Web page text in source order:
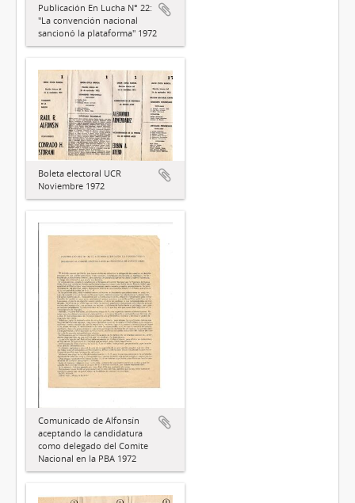
Publicación En Lucha N° 22:
"La convención nacional
sancionó la plataforma" 1972
Boleta electoral UCR
Noviembre 1972
Comunicado de Alfonsín
aceptando la candidatura
como delegado del Comite
Nacional en la PBA 1972